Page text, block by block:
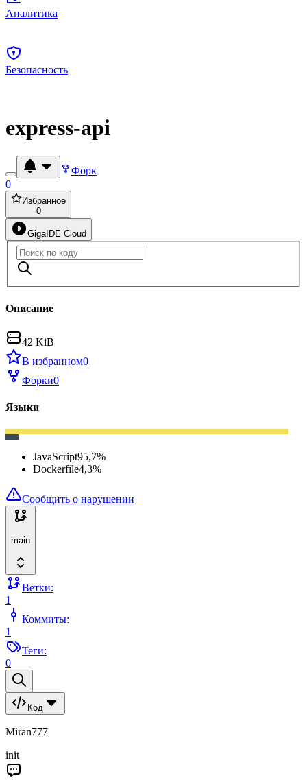
Аналитика
Безопасность
express-api
Форк
0
Избранное
0
GigaIDE Cloud
Описание
42 KiB
В избранном0
Форки0
Языки
JavaScript95,7%
Dockerfile4,3%
Сообщить о нарушении
main
Ветки:
1
Коммиты:
1
Теги:
0
Код
Miran777
init